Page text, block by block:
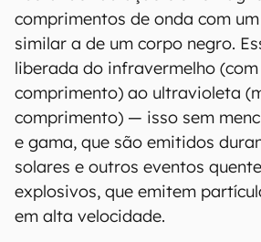
comprimentos de onda com
similar a de um corpo negro.
liberada do infravermelho
comprimento) ao ultravioleta
comprimento) — isso sem
e gama, que são emitidos
solares e outros eventos
explosivos, que emitem
em alta velocidade.